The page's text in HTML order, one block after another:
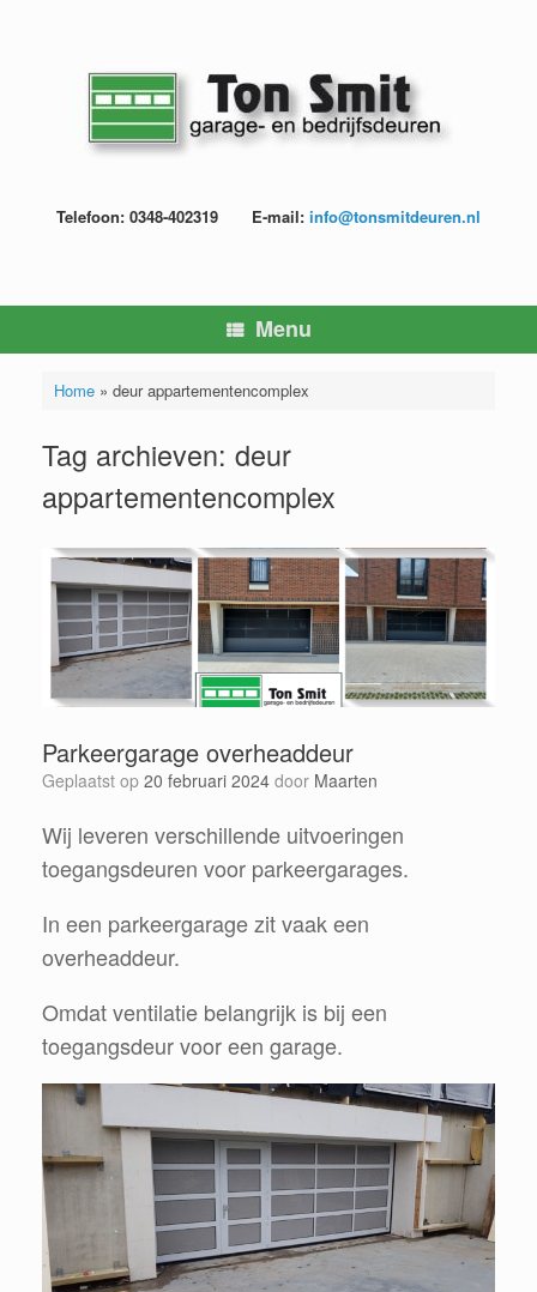
Telefoon: 0348-402319 E-mail: info@tonsmitdeuren.nl
Menu
Home» deur appartementencomplex
Tag archieven: deur
appartementencomplex
Parkeergarage overheaddeur
Geplaatst op 20 februari 2024 door Maarten
Wij leveren verschillende uitvoeringen
toegangsdeuren voor parkeergarages.
In een parkeergarage zit vaak een
overheaddeur.
Omdat ventilatie belangrijk is bij een
toegangsdeur voor een garage.